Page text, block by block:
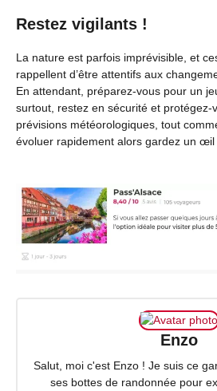
Restez vigilants !
La nature est parfois imprévisible, et
rappellent d’être attentifs aux
En attendant, préparez-vous pour un
surtout, restez en sécurité et protégez-
prévisions météorologiques, tout
évoluer rapidement alors gardez un œil
Enzo
Salut, moi c'est Enzo ! Je suis ce
ses bottes de randonnée pour